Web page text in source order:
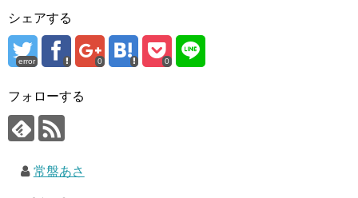
シェアする
error 0 0
フォローする
常盤あさ